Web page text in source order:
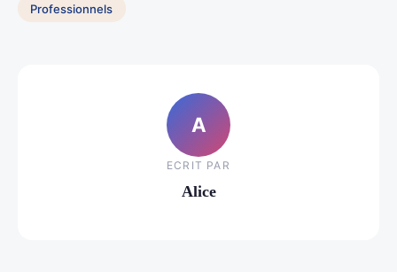
Professionnels
A
ECRIT PAR
Alice